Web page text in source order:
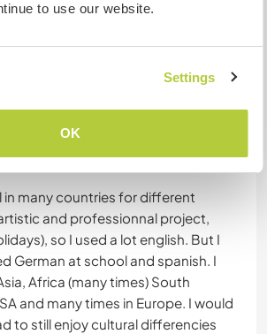
to use our website.
Settings
OK
ofrece intercambio de idiomas
in many countries for different
and professionnal project,
so I used a lot english. But I
German at school and spanish. I
Africa (many times) South
and many times in Europe. I would
to still enjoy cultural differencies